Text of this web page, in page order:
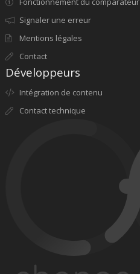
Signaler une erreur
Mentions légales
Contact
Développeurs
Intégration de contenu
Contact technique